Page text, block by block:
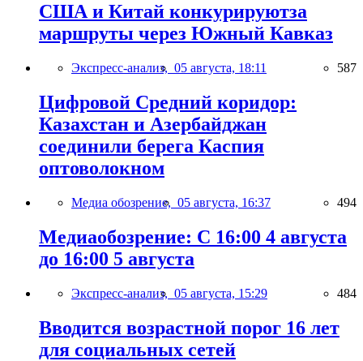
США и Китай конкурируютза
маршруты через Южный Кавказ
Экспресс-анализ, 05 августа, 18:11 587
Цифровой Средний коридор:
Казахстан и Азербайджан
соединили берега Каспия
оптоволокном
Медиа обозрение, 05 августа, 16:37 494
Медиаобозрение: С 16:00 4 августа
до 16:00 5 августа
Экспресс-анализ, 05 августа, 15:29 484
Вводится возрастной порог 16 лет
для социальных сетей